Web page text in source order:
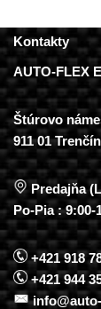
Kontakty
AUTO-FLEX
Štúrovo
911 01
Predajňa
Po-Pia : 9:00-
+421 918
+421 944